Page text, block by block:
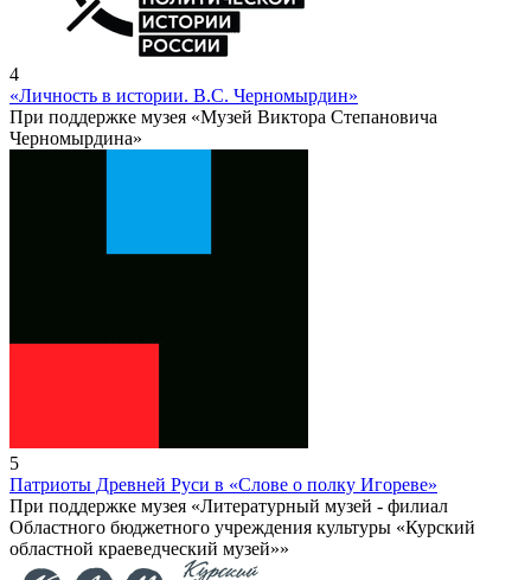
4
«Личность в истории. В.С. Черномырдин»
При поддержке музея «Музей Виктора Степановича
Черномырдина»
5
Патриоты Древней Руси в «Слове о полку Игореве»
При поддержке музея «Литературный музей - филиал
Областного бюджетного учреждения культуры «Курский
областной краеведческий музей»»